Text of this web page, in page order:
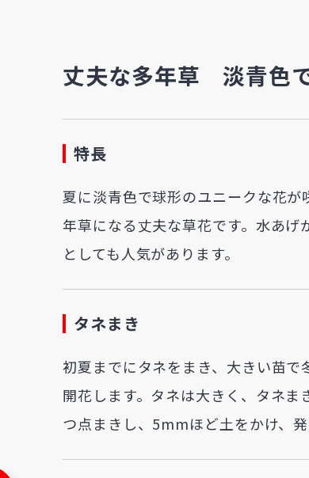
丈夫な多年草 淡青色
特長
夏に淡青色で球形のユニークな花
年草になる丈夫な草花です。水あ
としても人気があります。
タネまき
初夏までにタネをまき、大きい苗
開花します。タネは大きく、タネ
つ点まきし、5mmほど土をかけ、